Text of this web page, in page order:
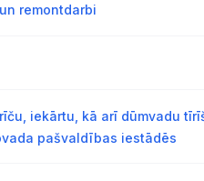
remontdarbi
iekārtu, kā arī dūmvadu
pašvaldības iestādēs